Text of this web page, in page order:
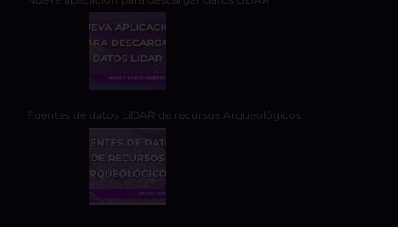
Fuentes de datos LiDAR de recursos Arqueológicos